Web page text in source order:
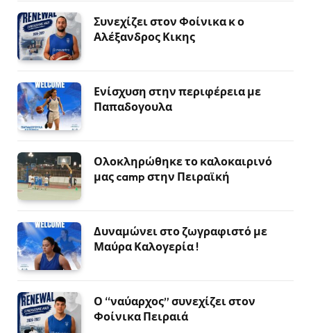
Συνεχίζει στον Φοίνικα κ ο
Αλέξανδρος Κικης
Ενίσχυση στην περιφέρεια με
Παπαδογουλα
Ολοκληρώθηκε το καλοκαιρινό
μας camp στην Πειραϊκή
Δυναμώνει στο ζωγραφιστό με
Μαύρα Καλογερία !
Ο “ναύαρχος” συνεχίζει στον
Φοίνικα Πειραιά